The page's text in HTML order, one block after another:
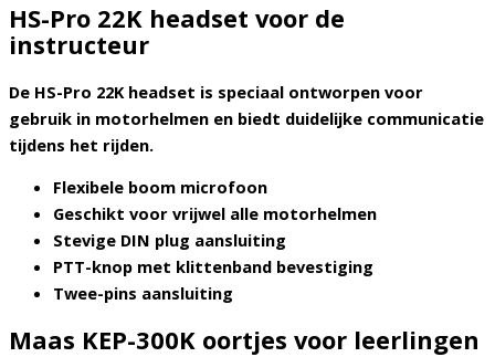
HS-Pro 22K headset voor de
instructeur
De HS-Pro 22K headset is speciaal ontworpen voor
gebruik in motorhelmen en biedt duidelijke communicatie
tijdens het rijden.
Flexibele boom microfoon
Geschikt voor vrijwel alle motorhelmen
Stevige DIN plug aansluiting
PTT-knop met klittenband bevestiging
Twee-pins aansluiting
Maas KEP-300K oortjes voor leerlingen